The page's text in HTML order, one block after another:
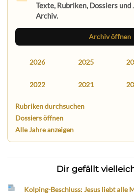
Texte, Rubriken, Dossiers und
Archiv.
Archiv öffnen
2026 2025
2022 2021
Rubriken durchsuchen
Dossiers öffnen
Alle Jahre anzeigen
Dir gefällt
Kolping-Beschluss: Jesus liebt alle